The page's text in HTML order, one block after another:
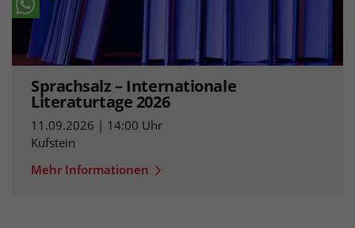
Sprachsalz – Internationale
Literaturtage 2026
11.09.2026 | 14:00 Uhr
Kufstein
Mehr Informationen